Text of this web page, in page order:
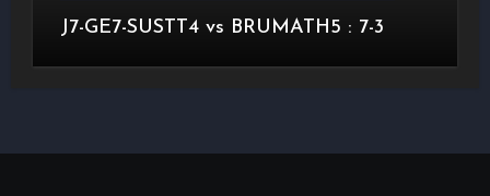
J7-GE7-SUSTT4 vs BRUMATH5 : 7-3